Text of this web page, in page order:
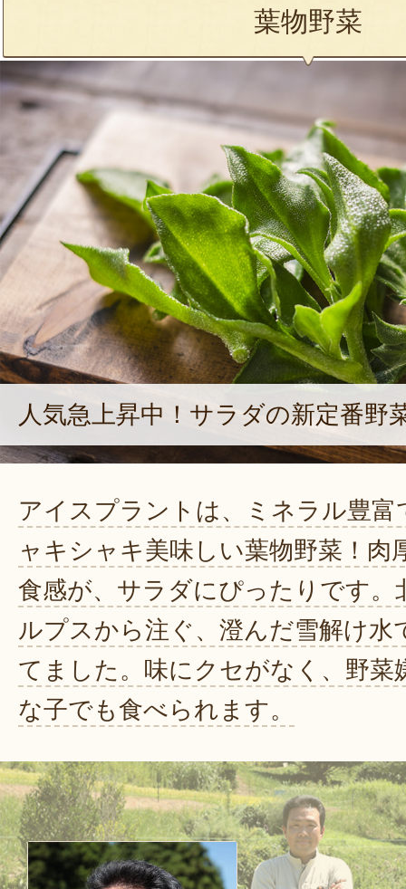
葉物野菜
人気急上昇中！サラダの新定番野
アイスプラントは、ミネラル豊富
ャキシャキ美味しい葉物野菜！肉
食感が、サラダにぴったりです。
ルプスから注ぐ、澄んだ雪解け水
てました。味にクセがなく、野菜
な子でも食べられます。